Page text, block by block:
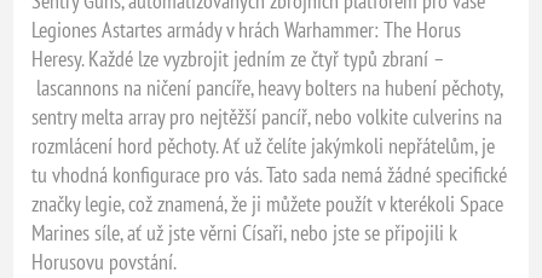
Legiones Astartes armády v hrách Warhammer: The Horus
Heresy. Každé lze vyzbrojit jedním ze čtyř typů zbraní –
lascannons na ničení pancíře, heavy bolters na hubení pěchoty,
sentry melta array pro nejtěžší pancíř, nebo volkite culverins na
rozmlácení hord pěchoty. Ať už čelíte jakýmkoli nepřátelům, je
tu vhodná konfigurace pro vás. Tato sada nemá žádné specifické
značky legie, což znamená, že ji můžete použít v kterékoli Space
Marines síle, ať už jste věrni Císaři, nebo jste se připojili k
Horusovu povstání.